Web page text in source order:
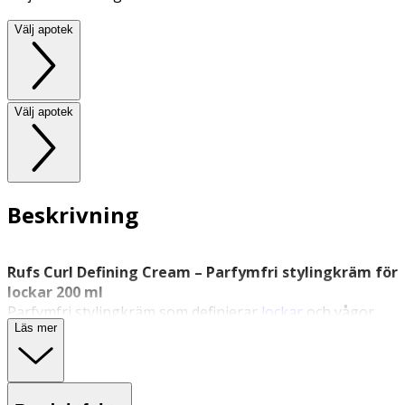
Välj apotek
Välj apotek
Beskrivning
Rufs Curl Defining Cream – Parfymfri stylingkräm för
lockar 200 ml
Parfymfri stylingkräm som definierar lockar och vågor
och ger lätt stadga.
Rufs Curl Defining Cream är en mjuk och lätt stylingkräm
som återfuktar och hjälper till att framhäva lockar och
Läs mer